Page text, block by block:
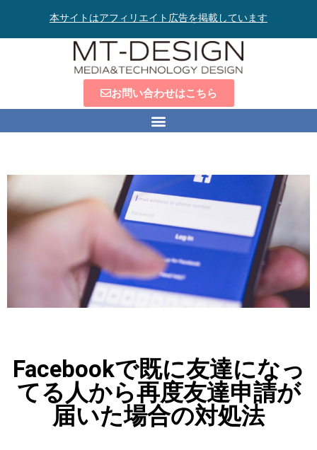
本サイトはアフィリエイト広告を掲載しています
お問い合わせはこちら
Facebookで既に友達になっ
てる人から再度友達申請が
届いた場合の対処法